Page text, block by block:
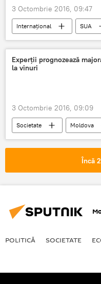
3 Octombrie 2016, 09:47
Internaţional SUA
Alegerile prezidențiale din SUA
Experţii prognozează
la vinuri
3 Octombrie 2016, 09:09
Societate Moldova
Încă
POLITICĂ SOCIETATE